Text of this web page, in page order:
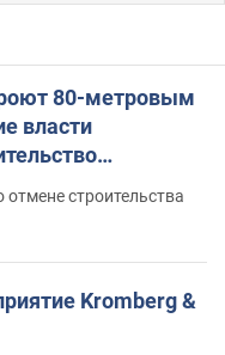
80-метровым
власти
строительства
Kromberg &